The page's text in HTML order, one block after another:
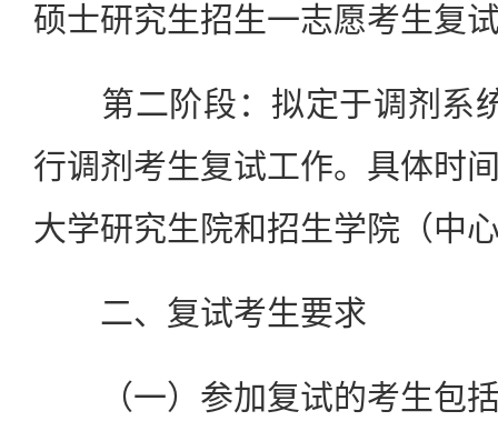
硕士研究生招生一志愿考生复
第二阶段：拟定于调剂系
行调剂考生复试工作。具体时
大学研究生院和招生学院（中
二、复试考生要求
（一）参加复试的考生包